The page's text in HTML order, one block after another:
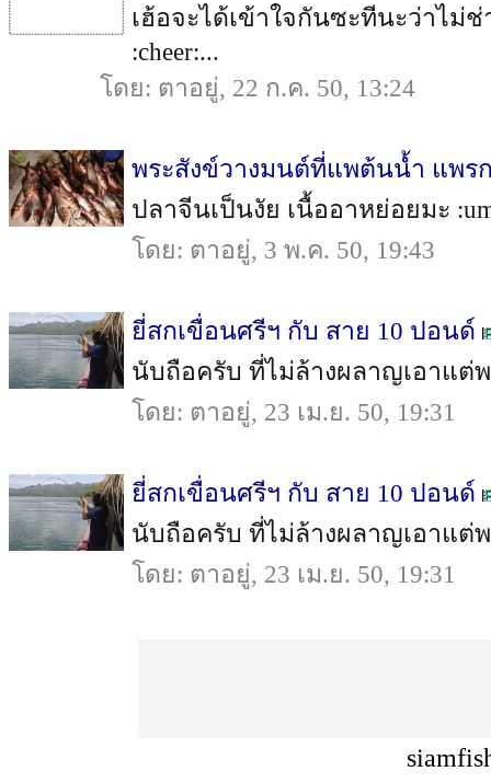
เฮ้อจะได้เข้าใจกันซะทีนะว่าไ
:cheer:...
โดย: ตาอยู่, 22 ก.ค. 50, 13:24
พระสังข์วางมนต์ที่แพต้นน้ำ แพร
ปลาจีนเป็นงัย เนื้ออาหย่อยมะ
โดย: ตาอยู่, 3 พ.ค. 50, 19:43
ยี่สกเขื่อนศรีฯ กับ สาย 10 ปอนด์
นับถือครับ ที่ไม่ล้างผลาญเอาแต่
โดย: ตาอยู่, 23 เม.ย. 50, 19:31
ยี่สกเขื่อนศรีฯ กับ สาย 10 ปอนด์
นับถือครับ ที่ไม่ล้างผลาญเอาแต่
โดย: ตาอยู่, 23 เม.ย. 50, 19:31